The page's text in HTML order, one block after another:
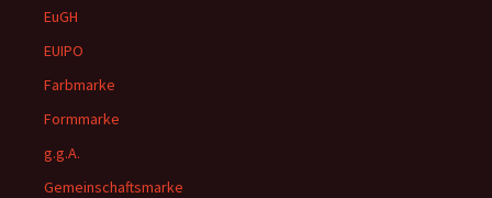
EuGH
EUIPO
Farbmarke
Formmarke
g.g.A.
Gemeinschaftsmarke